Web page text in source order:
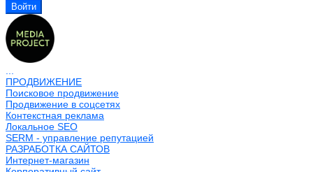
ПРОДВИЖЕНИЕ
Поисковое продвижение
Продвижение в соцсетях
Контекстная реклама
Локальное SEO
SERM - управление репутацией
РАЗРАБОТКА САЙТОВ
Интернет-магазин